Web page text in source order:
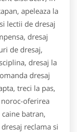
apeleaza la
lectii de dresaj
dresaj
de dresaj,
dresaj la
dresaj
treci la pas,
oferirea
batran,
reclama si